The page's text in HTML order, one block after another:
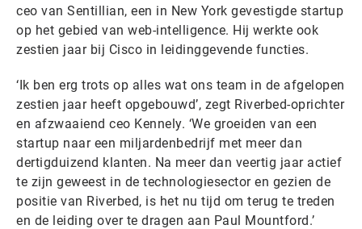
ceo van Sentillian, een in New York gevestigde startup
op het gebied van web-intelligence. Hij werkte ook
zestien jaar bij Cisco in leidinggevende functies.
‘Ik ben erg trots op alles wat ons team in de afgelopen
zestien jaar heeft opgebouwd’, zegt Riverbed-oprichter
en afzwaaiend ceo Kennely. ‘We groeiden van een
startup naar een miljardenbedrijf met meer dan
dertigduizend klanten. Na meer dan veertig jaar actief
te zijn geweest in de technologiesector en gezien de
positie van Riverbed, is het nu tijd om terug te treden
en de leiding over te dragen aan Paul Mountford.’